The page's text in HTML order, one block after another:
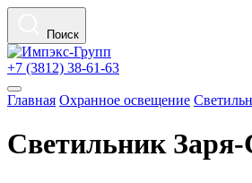
Поиск
+7 (3812) 38-61-63
Главная Охранное освещение
Светильник